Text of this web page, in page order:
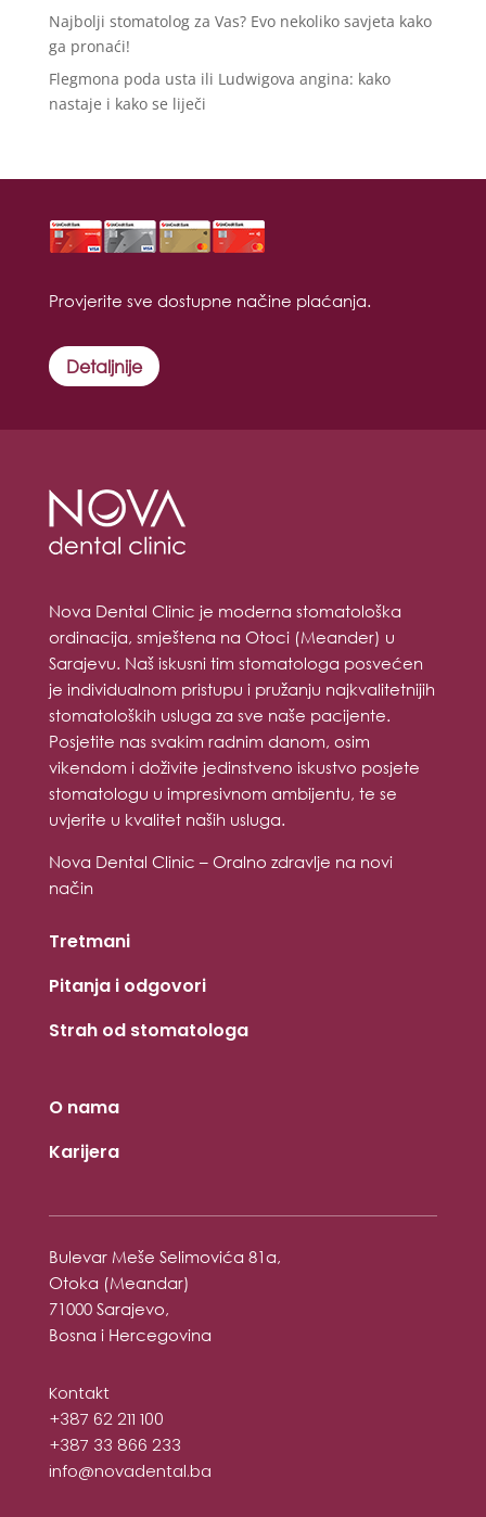
Najbolji stomatolog za Vas? Evo nekoliko savjeta kako
ga pronaći!
Flegmona poda usta ili Ludwigova angina: kako
nastaje i kako se liječi
Provjerite sve dostupne načine plaćanja.
Detaljnije
Nova Dental Clinic je moderna stomatološka
ordinacija, smještena na Otoci (Meander) u
Sarajevu. Naš iskusni tim stomatologa posvećen
je individualnom pristupu i pružanju najkvalitetnijih
stomatoloških usluga za sve naše pacijente.
Posjetite nas svakim radnim danom, osim
vikendom i doživite jedinstveno iskustvo posjete
stomatologu u impresivnom ambijentu, te se
uvjerite u kvalitet naših usluga.
Nova Dental Clinic – Oralno zdravlje na novi
način
Tretmani
Pitanja i odgovori
Strah od stomatologa
O nama
Karijera
Bulevar Meše Selimovića 81a,
Otoka (Meandar)
71000 Sarajevo,
Bosna i Hercegovina
Kontakt
+387 62 211 100
+387 33 866 233
info@novadental.ba